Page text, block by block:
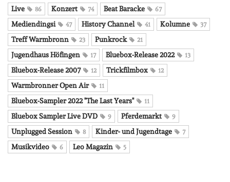
Live 86 Konzert 74 Beat Baracke 67
Mediendingsi 47 History Channel 41 Kolumne 37
Treff Warmbronn 23 Punkrock 21
Jugendhaus Höfingen 17 Bluebox-Release 2022 13
Bluebox-Release 2007 12 Trickfilmbox 12
Warmbronner Open Air 11
Bluebox-Sampler 2022 "The Last Years" 11
Bluebox Sampler Live DVD 9 Pferdemarkt 9
Unplugged Session 8 Kinder- und Jugendtage 7
Musikvideo 6 Leo Magazin 5